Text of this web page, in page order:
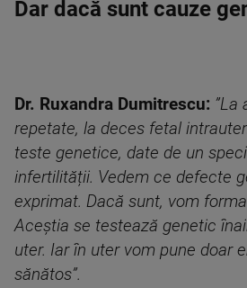
Dar dacă sunt cauze
Dr. Ruxandra Dumitrescu: ”La
repetate, la deces fetal
teste genetice, date de un
infertilității. Vedem ce defecte
exprimat. Dacă sunt, vom
Aceștia se testează genetic
uter. Iar în uter vom pune doar
sănătos”.